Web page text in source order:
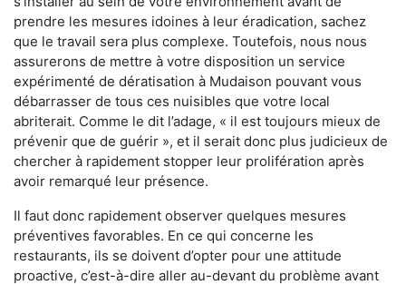
prendre les mesures idoines à leur éradication, sachez
que le travail sera plus complexe. Toutefois, nous nous
assurerons de mettre à votre disposition un service
expérimenté de dératisation à Mudaison pouvant vous
débarrasser de tous ces nuisibles que votre local
abriterait. Comme le dit l’adage, « il est toujours mieux de
prévenir que de guérir », et il serait donc plus judicieux de
chercher à rapidement stopper leur prolifération après
avoir remarqué leur présence.
Il faut donc rapidement observer quelques mesures
préventives favorables. En ce qui concerne les
restaurants, ils se doivent d’opter pour une attitude
proactive, c’est-à-dire aller au-devant du problème avant